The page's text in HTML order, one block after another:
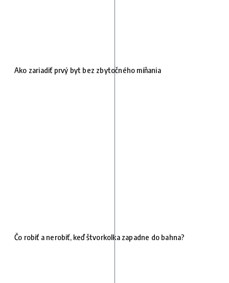
Ako zariadiť prvý byt bez zbytočného míňania
Čo robiť a nerobiť, keď štvorkolka zapadne do bahna?